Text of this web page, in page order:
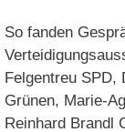
So fanden
Felgentreu SPD,
Grünen, Marie-
Reinhard Brandl